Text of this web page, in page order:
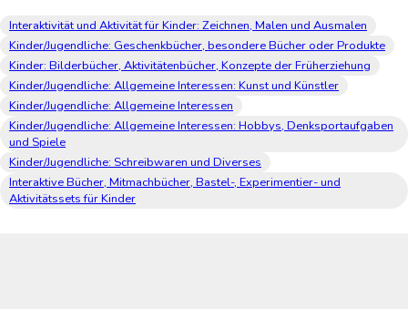
Interaktivität und Aktivität für Kinder: Zeichnen, Malen und Ausmalen
Kinder/Jugendliche: Geschenkbücher, besondere Bücher oder Produkte
Kinder: Bilderbücher, Aktivitätenbücher, Konzepte der Früherziehung
Kinder/Jugendliche: Allgemeine Interessen: Kunst und Künstler
Kinder/Jugendliche: Allgemeine Interessen
Kinder/Jugendliche: Allgemeine Interessen: Hobbys, Denksportaufgaben
und Spiele
Kinder/Jugendliche: Schreibwaren und Diverses
Interaktive Bücher, Mitmachbücher, Bastel-, Experimentier- und
Aktivitätssets für Kinder